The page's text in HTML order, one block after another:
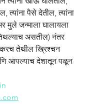
त्यांना पैसे देतील, त्यांना
मुले जन्माला घालायला
असतील) नंतर
तेथील ख्रिश्चन
आपल्याच देशातून पळून